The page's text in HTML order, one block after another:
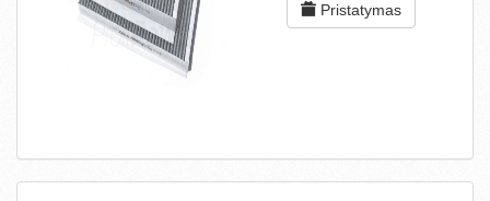
Pristatymas